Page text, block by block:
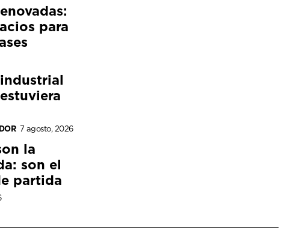
para
7 agosto, 2026
la
son el
partida